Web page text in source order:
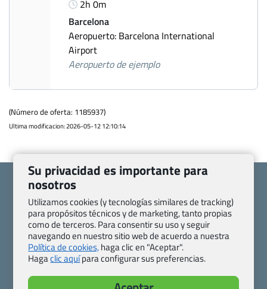
2h 0m
Barcelona
Aeropuerto: Barcelona International
Airport
Aeropuerto de ejemplo
(Número de oferta: 1185937)
Ultima modificacion: 2026-05-12 12:10:14
Quienes somos
Contacto
Pasaporte, Visado, Salud y otras disposiciones específicas
Blog de Viajes.com
Registro de agencias
Preguntas frecuentes
Condiciones generales
Política de privacidad y cookies
Su privacidad es importante para
nosotros
Utilizamos cookies (y tecnologías similares de tracking)
para propósitos técnicos y de marketing, tanto propias
como de terceros. Para consentir su uso y seguir
navegando en nuestro sitio web de acuerdo a nuestra
Política de cookies,haga clic en "Aceptar".
Hagaclic aquípara configurar sus preferencias.